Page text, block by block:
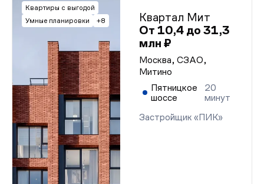
Квартиры с выгодой
Умные планировки
+8
Квартал Мит
От 10,4 до 31,3
млн ₽
Москва, СЗАО,
Митино
Пятницкое
шоссе
20
минут
Застройщик «ПИК»